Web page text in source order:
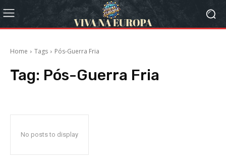
Home Tags Pós-Guerra Fria
Tag: Pós-Guerra Fria
No posts to display